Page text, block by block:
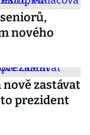
nového
zastávat
prezident